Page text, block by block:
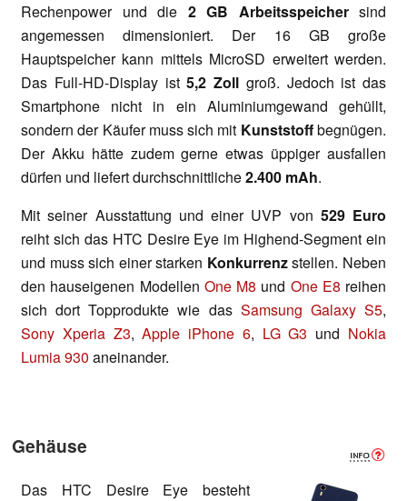
Rechenpower und die 2 GB Arbeitsspeichersind
angemessen dimensioniert. Der 16 GB große
Hauptspeicher kann mittels MicroSD erweitert werden.
Das Full-HD-Display ist5,2 Zoll groß. Jedoch ist das
Smartphone nicht in ein Aluminiumgewand gehüllt,
sondern der Käufer muss sich mit Kunststoffbegnügen.
Der Akku hätte zudem gerne etwas üppiger ausfallen
dürfen und liefert durchschnittliche2.400 mAh.
Mit seiner Ausstattung und einer UVP von 529 Euro
reiht sich das HTC Desire Eye im Highend-Segment ein
und muss sich einer starken Konkurrenzstellen. Neben
den hauseigenen Modellen One M8 und One E8 reihen
sich dort Topprodukte wie das Samsung Galaxy S5,
Sony Xperia Z3,Apple iPhone 6, LG G3 und Nokia
Lumia 930 aneinander.
Gehäuse
Das HTC Desire Eye besteht